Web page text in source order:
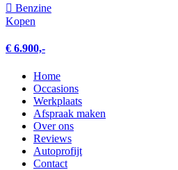
Benzine
Kopen
€ 6.900,-
Home
Occasions
Werkplaats
Afspraak maken
Over ons
Reviews
Autoprofijt
Contact